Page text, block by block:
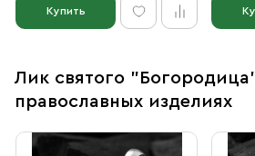
Купить
Лик святого
православных изделиях